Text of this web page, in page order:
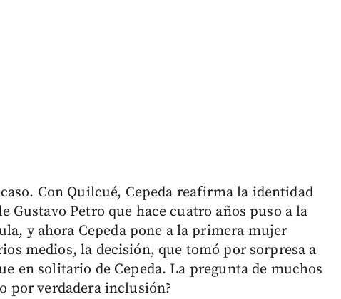
Con Quilcué, Cepeda reafirma la identidad
Gustavo Petro que hace cuatro años puso a la
y ahora Cepeda pone a la primera mujer
medios, la decisión, que tomó por sorpresa a
en solitario de Cepeda. La pregunta de muchos
por verdadera inclusión?